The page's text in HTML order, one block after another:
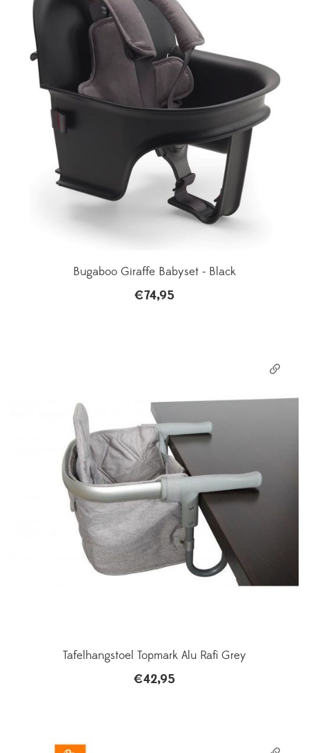
Bugaboo Giraffe Babyset - Black
€74,95
Tafelhangstoel Topmark Alu Rafi Grey
€42,95